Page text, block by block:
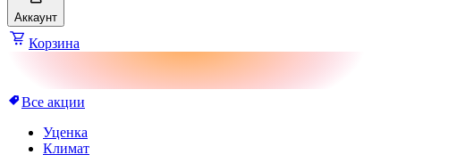
Аккаунт
Корзина
Все акции
Уценка
Климат